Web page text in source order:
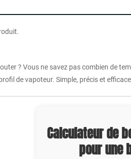
? Vous ne savez pas combien de
de vapoteur. Simple, précis et
Calculateur de
pour une